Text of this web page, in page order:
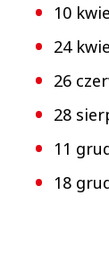
10
24
26
28
11
18